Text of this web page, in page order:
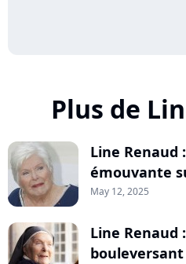
Plus de
Line Renaud
émouvante
May 12, 2025
Line Renaud
bouleversant